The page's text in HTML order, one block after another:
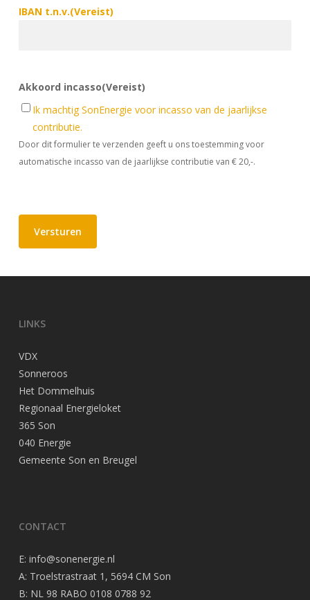
IBAN t.n.v.(Vereist)
Akkoord incasso(Vereist)
Ik machtig SonEnergie voor incasso van de jaarlijkse
contributie.
Door dit formulier te verzenden geeft u ons toestemming voor
automatische incasso van de jaarlijkse contributie van € 20,-.
Versturen
LINKS
VDX
Sonneroos
Het Dommelhuis
Regionaal Energieloket
365 Son
040 Energie
Gemeente Son en Breugel
CONTACT
E: info@sonenergie.nl
A: Troelstrastraat 1, 5694 CM Son
B: NL 98 RABO 0108 0788 92